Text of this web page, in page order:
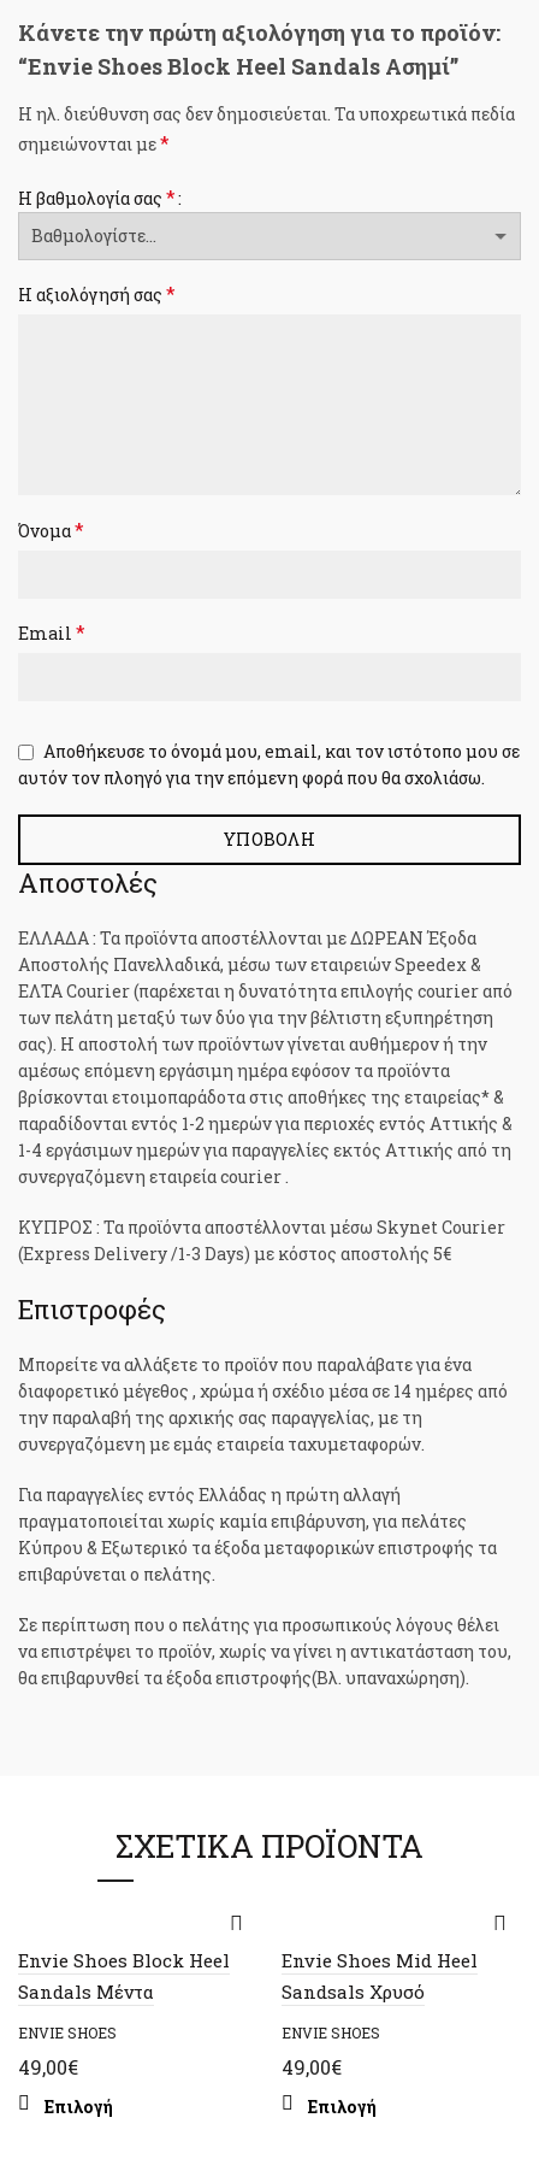
Κάνετε την πρώτη αξιολόγηση για το προϊόν:
“Envie Shoes Block Heel Sandals Ασημί”
Η ηλ. διεύθυνση σας δεν δημοσιεύεται. Τα υποχρεωτικά πεδία
σημειώνονται με*
Η βαθμολογία σας *
Η αξιολόγησή σας *
Όνομα*
Email *
Αποθήκευσε το όνομά μου, email, και τον ιστότοπο μου σε
αυτόν τον πλοηγό για την επόμενη φορά που θα σχολιάσω.
Αποστολές
ΕΛΛΑΔΑ : Τα προϊόντα αποστέλλονται με ΔΩΡΕΑΝ Έξοδα
Αποστολής Πανελλαδικά, μέσω των εταιρειών Speedex &
ΕΛΤΑ Courier (παρέχεται η δυνατότητα επιλογής courier από
των πελάτη μεταξύ των δύο για την βέλτιστη εξυπηρέτηση
σας). H αποστολή των προϊόντων γίνεται αυθήμερον ή την
αμέσως επόμενη εργάσιμη ημέρα εφόσον τα προϊόντα
βρίσκονται ετοιμοπαράδοτα στις αποθήκες της εταιρείας* &
παραδίδονται εντός 1-2 ημερών για περιοχές εντός Αττικής &
1-4 εργάσιμων ημερών για παραγγελίες εκτός Αττικής από τη
συνεργαζόμενη εταιρεία courier .
ΚΥΠΡΟΣ : Τα προϊόντα αποστέλλονται μέσω Skynet Courier
(Express Delivery /1-3 Days) με κόστος αποστολής 5€
Επιστροφές
Μπορείτε να αλλάξετε το προϊόν που παραλάβατε για ένα
διαφορετικό μέγεθος , χρώμα ή σχέδιο μέσα σε 14 ημέρες από
την παραλαβή της αρχικής σας παραγγελίας, με τη
συνεργαζόμενη με εμάς εταιρεία ταχυμεταφορών.
Για παραγγελίες εντός Ελλάδας η πρώτη αλλαγή
πραγματοποιείται χωρίς καμία επιβάρυνση, για πελάτες
Κύπρου & Εξωτερικό τα έξοδα μεταφορικών επιστροφής τα
επιβαρύνεται ο πελάτης.
Σε περίπτωση που ο πελάτης για προσωπικούς λόγους θέλει
να επιστρέψει το προϊόν, χωρίς να γίνει η αντικατάσταση του,
θα επιβαρυνθεί τα έξοδα επιστροφής(Βλ. υπαναχώρηση).
ΣΧΕΤΙΚΆ ΠΡΟΪΌΝΤΑ
Envie Shoes Block Heel
Sandals Μέντα
ENVIE SHOES
49,00€
Επιλογή
Envie Shoes Mid Heel
Sandsals Χρυσό
ENVIE SHOES
49,00€
Επιλογή